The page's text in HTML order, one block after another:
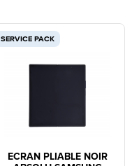
SERVICE PACK
ECRAN PLIABLE NOIR